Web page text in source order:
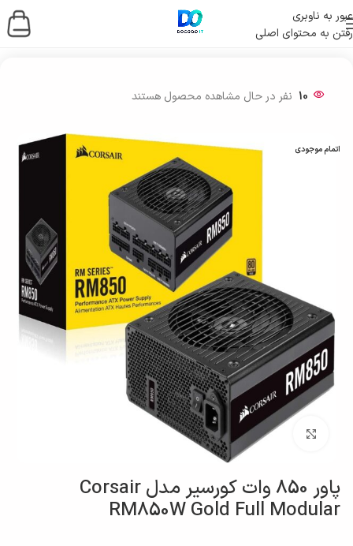
عبور به ناوبری
رفتن به محتوای اصلی
خانه/ قطعات کامپیوتر
10 نفر در حال مشاهده محصول هستند
اتمام موجودی
بزرگنمایی تصویر
پاور 850 وات کورسیر مدل Corsair
RM850W Gold Full Modular